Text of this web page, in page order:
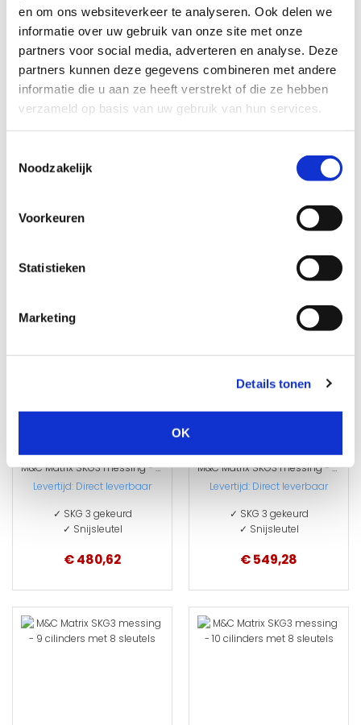
en om ons websiteverkeer te analyseren. Ook delen we
informatie over uw gebruik van onze site met onze
partners voor social media, adverteren en analyse. Deze
partners kunnen deze gegevens combineren met andere
informatie die u aan ze heeft verstrekt of die ze hebben
verzameld op basis van uw gebruik van hun services.
Noodzakelijk
Voorkeuren
Statistieken
Marketing
Details tonen
OK
Levertijd:Direct leverbaar
✓ Snijsleutel
Direct leverbaar
✓ Snijsleutel
M&C Matrix SKG3 messing - 7 cilinders met 8 sleutels
Levertijd: Direct leverbaar
✓ SKG 3 gekeurd
✓ Snijsleutel
€ 480,62
M&C Matrix SKG3 messing - 8 cilinders met 8 sleutels
Levertijd: Direct leverbaar
✓ SKG 3 gekeurd
✓ Snijsleutel
€ 549,28